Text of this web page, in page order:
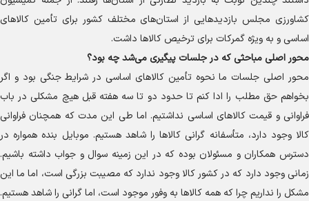
کشاورزی مجلس بازدید‌هایی از استان‌های مختلف کشور برای تأمین کالا‌های
اساسی و به ویژه گمرکات برای ترخیص کالا‌ها داشت.
محور اصلی مباحثی که در جلسات پیگیری می‌شد چه بود؟
محور اصلی جلسات ما نحوه تأمین کالا‌های اساسی در شرایط جنگی بود و اگر
بخواهم حق مطلب را ادا کنم تا حدود دو تا سه هفته قبل هیچ مشکلی در باب
فراوانی و قیمت کالا‌های اساسی نداشتیم. اما طی این مدت که همچنان فراوانی
کالا وجود دارد، متأسفانه گرانی کالا‌ها را شاهد هستیم. موبایل بنده همواره در
دسترس همکاران و مسئولان بوده که در این زمینه سوال و جواب داشته باشیم.
زمانی وجود دارد که در کشور کالا وجود ندارد که مصیبت بزرگی است، اما ما این
مشکل را نداریم چرا که همه کالا‌ها به وفور موجود است، اما گرانی را شاهد هستیم.